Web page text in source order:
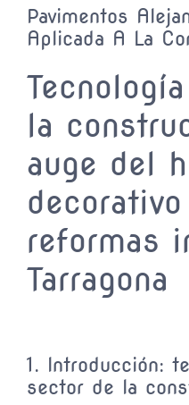
Pavimentos
Aplicada A La
la
auge del
reformas
Tarragona
1. Introducción:
sector de la